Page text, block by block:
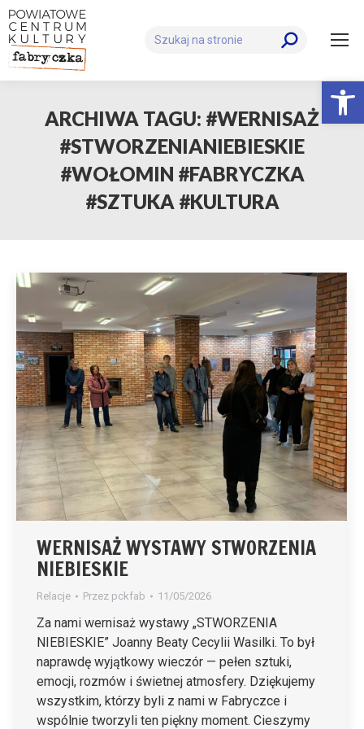
Szukaj:
ARCHIWA TAGU: #WERNISAŻ
#STWORZENIANIEBIESKIE
#WOŁOMIN #FABRYCZKA
#SZTUKA #KULTURA
WERNISAŻ WYSTAWY STWORZENIA
NIEBIESKIE
Relacje Przez pckfab 11/05/2026
Za nami wernisaż wystawy „STWORZENIA
NIEBIESKIE” Joanny Beaty Cecylii Wasilki. To był
naprawdę wyjątkowy wieczór — pełen sztuki,
emocji, rozmów i świetnej atmosfery. Dziękujemy
wszystkim, którzy byli z nami w Fabryczce i
wspólnie tworzyli ten piękny moment. Cieszymy